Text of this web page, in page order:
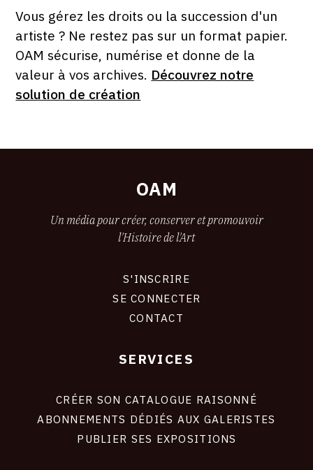
FORMAT
ÉTAT
Vous gérez les droits ou la succession d'un
artiste ? Ne restez pas sur un format papier.
OAM sécurise, numérise et donne de la
valeur à vos archives. Découvrez notre
solution de création
OAM
Un média pour créer, conserver et promouvoir
l'Histoire de l'Art
S'INSCRIRE
SE CONNECTER
CONTACT
SERVICES
CRÉER SON CATALOGUE RAISONNÉ
ABONNEMENTS DÉDIÉS AUX GALERISTES
PUBLIER SES EXPOSITIONS